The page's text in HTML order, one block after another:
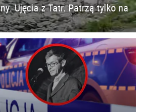
Ujęcia z Tatr. Patrzą tylko na